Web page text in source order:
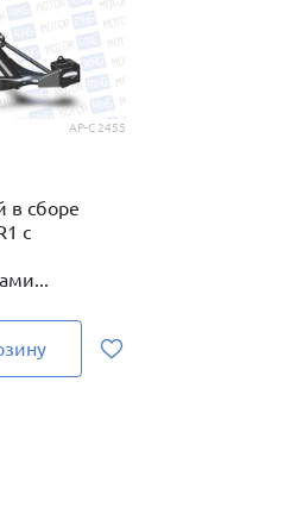
АР-С 2455
в сборе
с